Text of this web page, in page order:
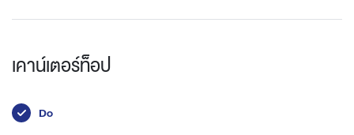
เคาน์เตอร์ท็อป
Do